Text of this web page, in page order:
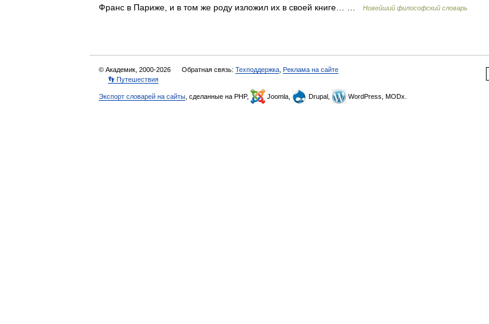
Франс в Париже, и в том же роду изложил их в своей книге… …
Новейший философский словарь
© Академик, 2000-2026 Обратная связь: Техподдержка Реклама на сайте
👣 Путешествия
Экспорт словарей на сайты , сделанные на PHP, Joomla, Drupal, WordPress, MODx.